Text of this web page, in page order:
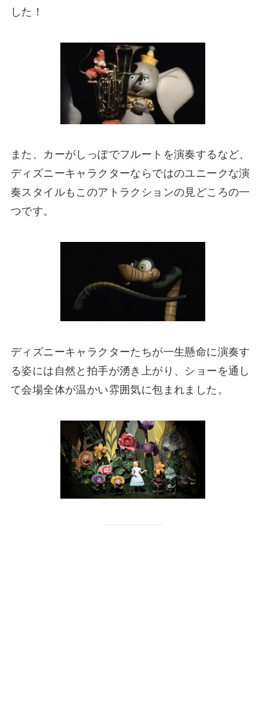
した！
また、カーがしっぽでフルートを演奏するなど、
ディズニーキャラクターならではのユニークな演
奏スタイルもこのアトラクションの見どころの一
つです。
ディズニーキャラクターたちが一生懸命に演奏す
る姿には自然と拍手が湧き上がり、ショーを通し
て会場全体が温かい雰囲気に包まれました。